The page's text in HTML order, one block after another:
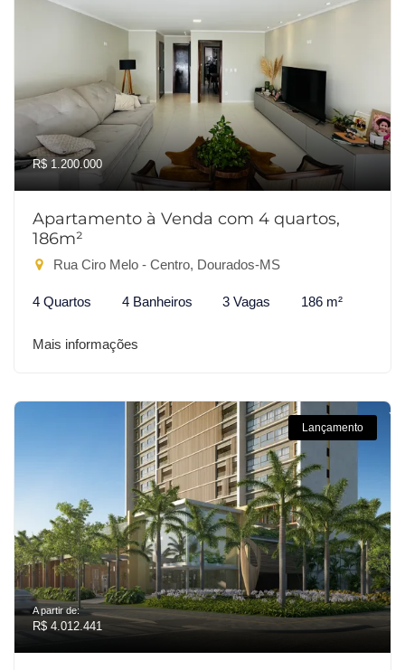
R$ 1.200.000
Apartamento à Venda com 4 quartos,
186m²
Rua Ciro Melo - Centro, Dourados-MS
4 Quartos 4 Banheiros 3 Vagas 186 m²
Mais informações
Lançamento
A partir de:
R$ 4.012.441